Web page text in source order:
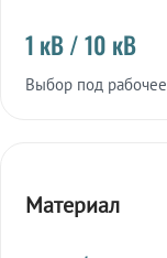
1 кВ / 10 кВ
Выбор под
Материал